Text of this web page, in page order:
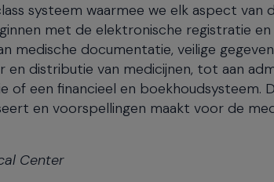
systeem waarmee we elk aspect van
met de elektronische registratie en
documentatie, veilige
distributie van medicijnen, tot aan
of een financieel en boekhoudsysteem.
en voorspellingen maakt voor de
Center